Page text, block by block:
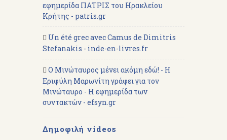
εφημερίδα ΠΑΤΡΙΣ του Ηρακλείου
Κρήτης - patris.gr
Un été grec avec Camus de Dimitris
Stefanakis - inde-en-livres.fr
Ο Μινώταυρος μένει ακόμη εδώ! - Η
Εριφύλη Μαρωνίτη γράφει για τον
Μινώταυρο - Η εφημερίδα των
συντακτών - efsyn.gr
Δημοφιλή videos